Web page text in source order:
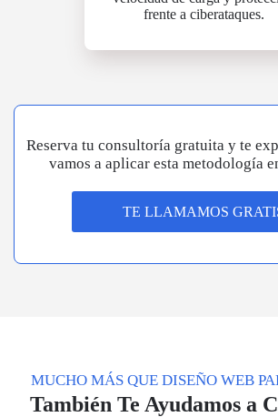
frente a ciberataques.
Reserva tu consultoría gratuita y te
vamos a aplicar esta metodología
TE LLAMAMOS
MUCHO MÁS QUE DISEÑO WEB
También Te Ayudamos a